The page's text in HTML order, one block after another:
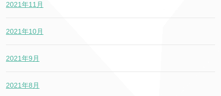
2021年11月
2021年10月
2021年9月
2021年8月